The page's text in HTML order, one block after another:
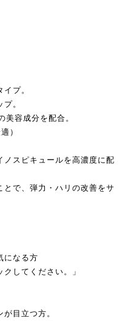
プ。
。
容成分を配合。
）
ノスピキュールを高濃度に配
とで、弾力・ハリの改善をサ
になる方
してください。 」
目立つ方。